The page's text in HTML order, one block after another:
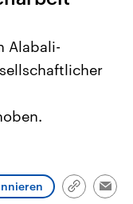
Beiträge,
und
Weltgeschehen.
Alabali-
Link